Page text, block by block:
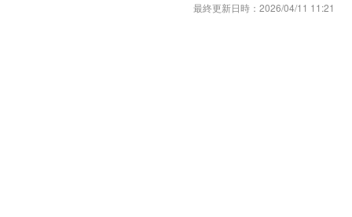
最終更新日時： 2026/04/11 11:21